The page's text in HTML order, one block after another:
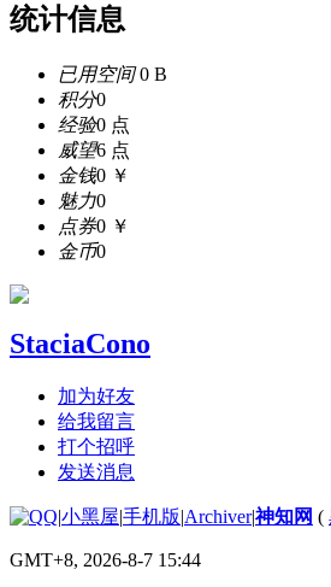
统计信息
已用空间0 B
积分0
经验0 点
威望6 点
金钱0 ￥
魅力0
点券0 ￥
金币0
StaciaCono
加为好友
给我留言
打个招呼
发送消息
|小黑屋|手机版|Archiver|神知网 (
GMT+8, 2026-8-7 15:44